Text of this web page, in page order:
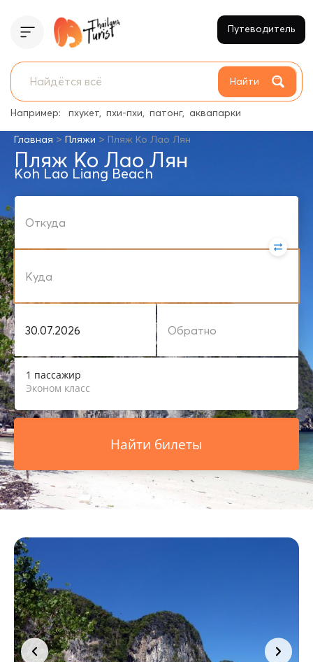
Найти
Например: пхукет пхи-пхи патонг аквапарки
Путеводитель
Главная > Пляжи > Пляж Ко Лао Лян
Пляж Ко Лао Лян
Koh Lao Liang Beach
1 пассажир
Эконом класс
Найти билеты